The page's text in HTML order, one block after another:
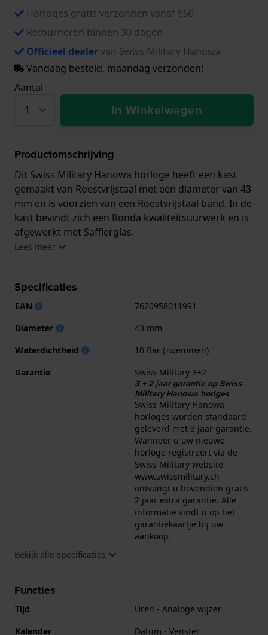
Horloges gratis verzonden vanaf €50
Retourneren binnen 30 dagen
Officieel dealervan Swiss Military Hanowa
Vandaag besteld, maandag verzonden!
Aantal
In Winkelwagen
Productomschrijving
Dit Swiss Military Hanowa horloge heeft een kast
gemaakt van Roestvrijstaal met een diameter van 43
mm en is voorzien van een Roestvrijstaal band. In de
kast bevindt zich een Ronda kwaliteitsuurwerk en is
afgewerkt met Saffierglas.
horloge geleverd met Swiss Military 3+2.
Lees meer
Specificaties
EAN
7620958011991
Diameter
43 mm
Waterdichtheid
10 Bar (zwemmen)
Garantie
Swiss Military 3+2
3 + 2 jaar garantie op Swiss
Military Hanowa horlges
Swiss Military Hanowa
horloges worden standaard
geleverd met 3 jaar garantie.
Wanneer u uw nieuwe
horloge registreert via de
Swiss Military website
www.swissmilitary.ch
ontvangt u bovendien gratis
2 jaar extra garantie. Alle
informatie vindt u op het
garantiekaartje bij uw
aankoop.
Bekijk alle specificaties
Functies
Tijd
Uren - Analoge wijzer
Kalender
Datum - Venster